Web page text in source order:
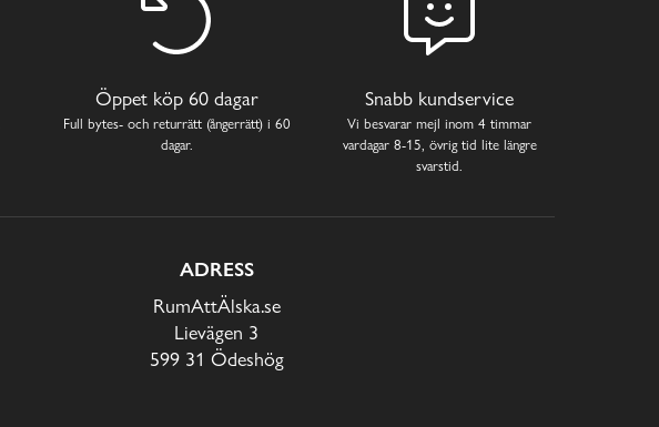
Öppet köp 60 dagar
Full bytes- och returrätt (ångerrätt) i 60
dagar.
Snabb kundservice
Vi besvarar mejl inom 4 timmar
vardagar 8-15, övrig tid lite längre
svarstid.
ADRESS
RumAttÄlska.se
Lievägen 3
599 31 Ödeshög